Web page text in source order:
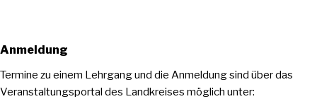
Anmeldung
Termine zu einem Lehrgang und die Anmeldung sind über das
Veranstaltungsportal des Landkreises möglich unter: